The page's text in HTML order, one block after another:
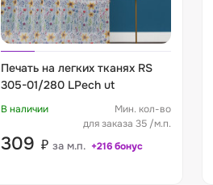
Печать на легких тканях RS
305-01/280 LPech ut
В наличии
Мин. кол-во
для заказа 35 /м.п.
309 ₽ за м.п. +216 бонус